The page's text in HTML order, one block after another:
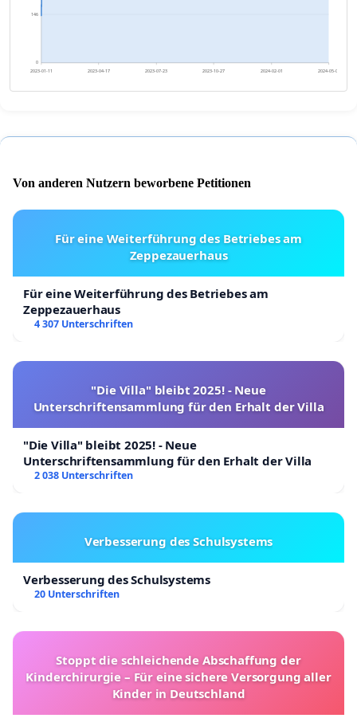
0
146
2023-01-11 2023-04-17 2023-07-23 2023-10-27 2024-02-01 2024-05-07
Von anderen Nutzern beworbene Petitionen
Für eine Weiterführung des Betriebes am
Zeppezauerhaus
Für eine Weiterführung des Betriebes am
Zeppezauerhaus
4 307 Unterschriften
"Die Villa" bleibt 2025! - Neue
Unterschriftensammlung für den Erhalt der Villa
"Die Villa" bleibt 2025! - Neue
Unterschriftensammlung für den Erhalt der Villa
2 038 Unterschriften
Verbesserung des Schulsystems
Verbesserung des Schulsystems
20 Unterschriften
Stoppt die schleichende Abschaffung der
Kinderchirurgie – Für eine sichere Versorgung aller
Kinder in Deutschland